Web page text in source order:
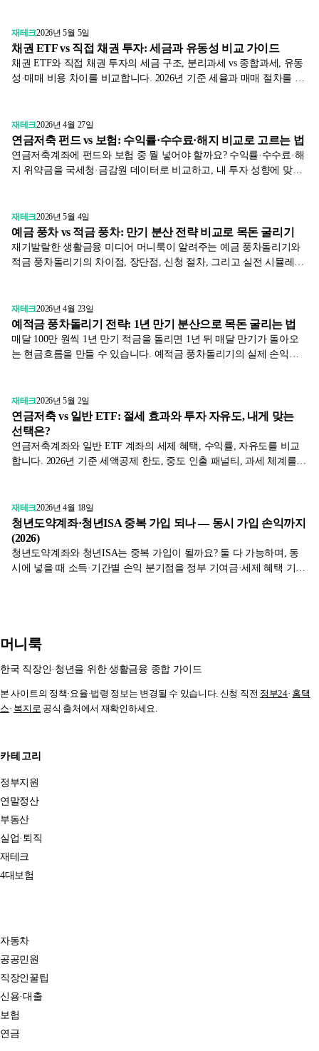
재테크2026년 5월 5일
채권 ETF vs 직접 채권 투자: 세금과 유동성 비교 가이드
채권 ETF와 직접 채권 투자의 세금 구조, 분리과세 vs 종합과세, 유동
성·매매 비용 차이를 비교합니다. 2026년 기준 세율과 매매 절차를 금
재테크2026년 4월 27일
연금저축 펀드 vs 보험: 수익률·수수료·해지 비교로 고르는 법
연금저축계좌에 펀드와 보험 중 뭘 넣어야 할까요? 수익률·수수료·해
지 위약금을 국세청·금감원 데이터로 비교하고, 내 투자 성향에 맞는
재테크2026년 5월 4일
예금 풍차 vs 적금 풍차: 만기 분산 전략 비교로 목돈 굴리기
재기발랄한 생활금융 미디어 머니룩이 알려주는 예금 풍차돌리기와
적금 풍차돌리기의 차이점, 장단점, 신청 절차, 그리고 실전 시뮬레이
재테크2026년 4월 23일
예적금 풍차돌리기 전략: 1년 만기 분산으로 목돈 굴리는 법
매달 100만 원씩 1년 만기 적금을 돌리면 1년 뒤 매달 만기가 돌아오
는 현금흐름을 만들 수 있습니다. 예적금 풍차돌리기의 실제 손익과
재테크2026년 5월 2일
연금저축 vs 일반 ETF: 절세 효과와 투자 자유도, 내게 맞는
선택은?
연금저축계좌와 일반 ETF 계좌의 세제 혜택, 수익률, 자유도를 비교
합니다. 2026년 기준 세액공제 한도, 중도 인출 패널티, 과세 체계를
재테크2026년 4월 18일
청년도약계좌·청년ISA 중복 가입 되나 — 동시 가입 손익까지
(2026)
청년도약계좌와 청년ISA는 중복 가입이 될까요? 둘 다 가능하며, 동
시에 넣을 때 소득·기간별 손익 분기점을 정부 기여금·세제 혜택 기준
머니룩
한국 직장인·청년을 위한 생활금융 종합 가이드
본 사이트의 정책·요율·법령 정보는 변경될 수 있습니다. 신청 직전 정부24· 홈택
스· 복지로 공식 출처에서 재확인하세요.
카테고리
정부지원
연말정산
부동산
실업·퇴직
재테크
4대보험
자동차
공공민원
직장인꿀팁
신용·대출
보험
연금